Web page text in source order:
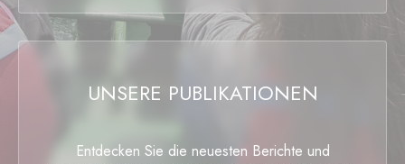
UNSERE PUBLIKATIONEN
Entdecken Sie die neuesten Berichte und